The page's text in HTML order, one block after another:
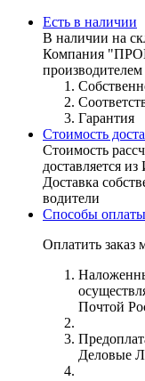
Есть в наличии
В наличии на
Компания
Гарантия
Стоимость
Стоимость
доставляется
Доставка
водители
Способы оплаты
Оплатить
Почтой
Деловые